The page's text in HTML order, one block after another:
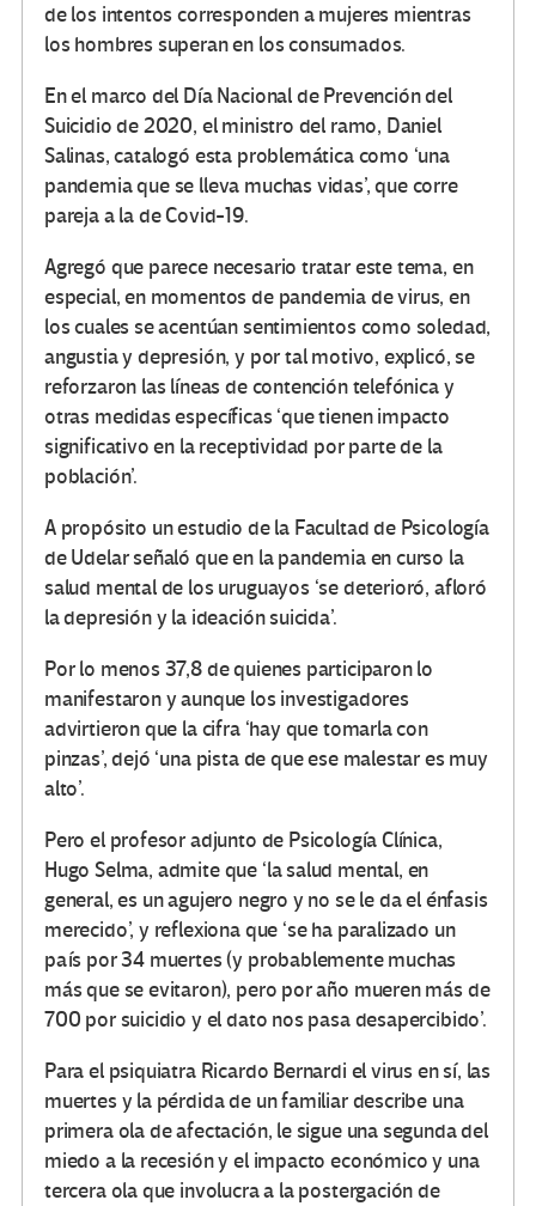
de los intentos corresponden a mujeres mientras
los hombres superan en los consumados.
En el marco del Día Nacional de Prevención del
Suicidio de 2020, el ministro del ramo, Daniel
Salinas, catalogó esta problemática como ‘una
pandemia que se lleva muchas vidas’, que corre
pareja a la de Covid-19.
Agregó que parece necesario tratar este tema, en
especial, en momentos de pandemia de virus, en
los cuales se acentúan sentimientos como soledad,
angustia y depresión, y por tal motivo, explicó, se
reforzaron las líneas de contención telefónica y
otras medidas específicas ‘que tienen impacto
significativo en la receptividad por parte de la
población’.
A propósito un estudio de la Facultad de Psicología
de Udelar señaló que en la pandemia en curso la
salud mental de los uruguayos ‘se deterioró, afloró
la depresión y la ideación suicida’.
Por lo menos 37,8 de quienes participaron lo
manifestaron y aunque los investigadores
advirtieron que la cifra ‘hay que tomarla con
pinzas’, dejó ‘una pista de que ese malestar es muy
alto’.
Pero el profesor adjunto de Psicología Clínica,
Hugo Selma, admite que ‘la salud mental, en
general, es un agujero negro y no se le da el énfasis
merecido’, y reflexiona que ‘se ha paralizado un
país por 34 muertes (y probablemente muchas
más que se evitaron), pero por año mueren más de
700 por suicidio y el dato nos pasa desapercibido’.
Para el psiquiatra Ricardo Bernardi el virus en sí, las
muertes y la pérdida de un familiar describe una
primera ola de afectación, le sigue una segunda del
miedo a la recesión y el impacto económico y una
tercera ola que involucra a la postergación de